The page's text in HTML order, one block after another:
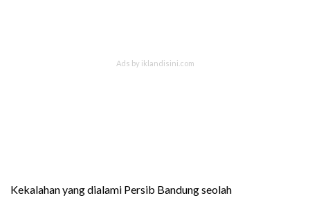
Kekalahan yang dialami Persib Bandung seolah